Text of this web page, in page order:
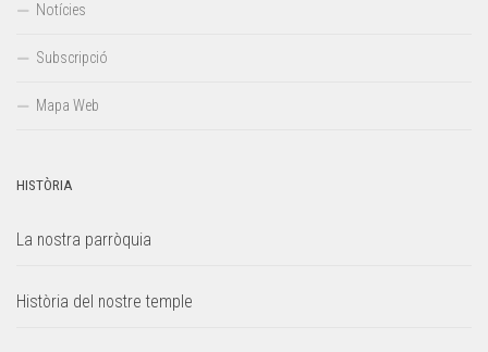
Notícies
Subscripció
Mapa Web
HISTÒRIA
La nostra parròquia
Història del nostre temple